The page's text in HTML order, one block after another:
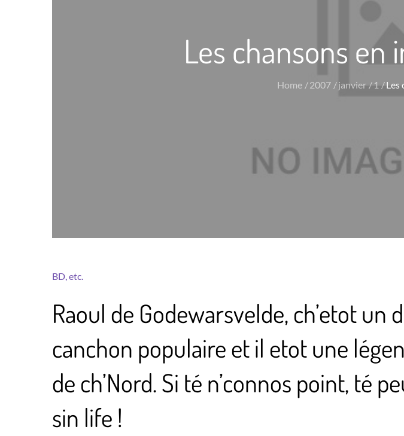
Les chansons en
Home 2007 janvier 1 Les
BD, etc.
Raoul de Godewarsvelde, ch’etot un
canchon populaire et il etot une
de ch’Nord. Si té n’connos point, té
sin life !